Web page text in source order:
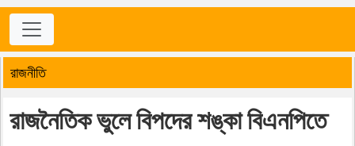
রাজনীতি
রাজনৈতিক ভুলে বিপদের শঙ্কা বিএনপিতে